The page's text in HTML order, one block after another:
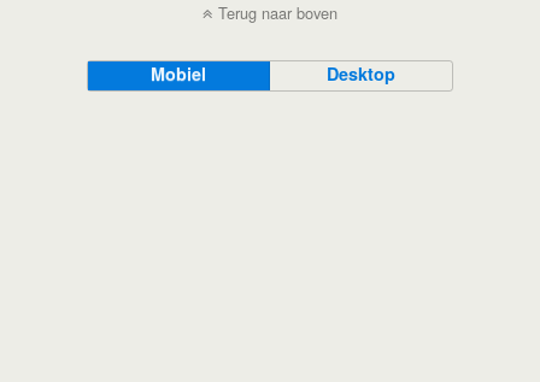
Terug naar boven
Mobiel Desktop